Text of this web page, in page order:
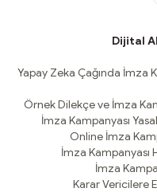
Dijital
Yapay Zeka Çağında İmza
Örnek Dilekçe ve İmza
İmza Kampanyası
Online İmza
İmza Kampanyası
İmza
Karar Vericilere